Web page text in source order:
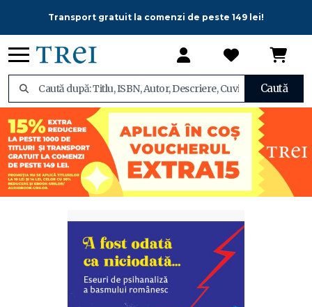
Transport gratuit la comenzi de peste 149 lei!
Caută